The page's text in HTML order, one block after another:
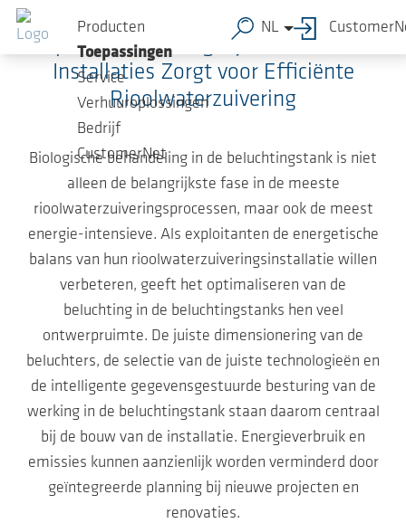
Ga naar de hoofdinhoud
Producten
Toepassingen
Service
Verhuuroplossingen
Bedrijf
CustomerNet
NL
Optimale Planning bij de Bouw van
Installaties Zorgt voor Efficiënte
Rioolwaterzuivering
Biologische behandeling in de beluchtingstank is niet
alleen de belangrijkste fase in de meeste
rioolwaterzuiveringsprocessen, maar ook de meest
energie-intensieve. Als exploitanten de energetische
balans van hun rioolwaterzuiveringsinstallatie willen
verbeteren, geeft het optimaliseren van de
beluchting in de beluchtingstanks hen veel
ontwerpruimte. De juiste dimensionering van de
beluchters, de selectie van de juiste technologieën en
de intelligente gegevensgestuurde besturing van de
werking in de beluchtingstank staan daarom centraal
bij de bouw van de installatie. Energieverbruik en
emissies kunnen aanzienlijk worden verminderd door
geïntegreerde planning bij nieuwe projecten en
renovaties.